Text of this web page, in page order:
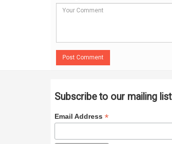
Post Comment
Subscribe to our mailing list
Email Address *